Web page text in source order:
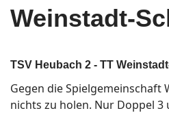
Weinstadt-
TSV Heubach 2 - TT
Gegen die Spielgemeinschaft
nichts zu holen. Nur Doppel 3